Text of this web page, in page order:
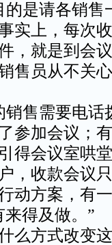
的是请各销
实上，每次
，就是到会
售员从不关
销售需要电
参加会议；
得会议室哄
，收款会议
动方案，有
来得及做。”
么方式改变